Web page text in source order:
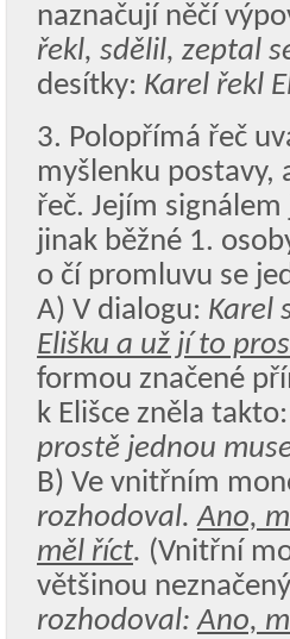
naznačují něčí
řekl, sdělil, zeptal
desítky: Karel řekl
3. Polopřímá řeč
myšlenku postavy,
řeč. Jejím
jinak běžné 1.
o čí promluvu se
A) V dialogu: Karel
Elišku a už jí to
formou značené
k Elišce zněla
prostě jednou
B) Ve vnitřním
rozhodoval.Ano,
měl říct. (Vnitřní
většinou
rozhodoval:Ano,